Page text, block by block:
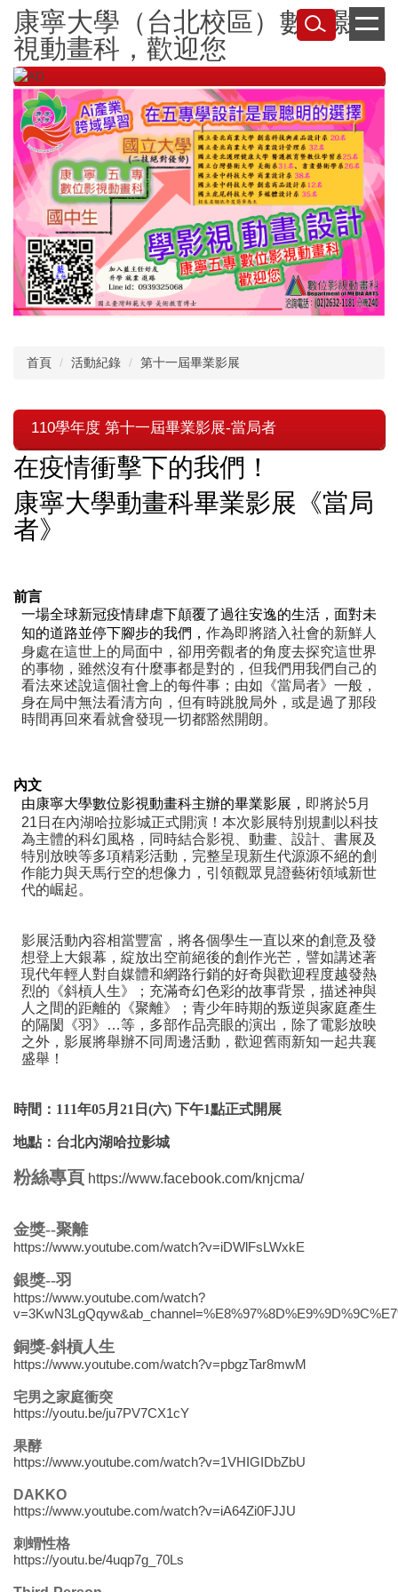
跳
到
主
要
內
容
康寧大學（台北校區）數位影
視動畫科，歡迎您
首頁 活動紀錄 第十一屆畢業影展
110學年度 第十一屆畢業影展-當局者
在疫情衝擊下的我們！
康寧大學動畫科畢業影展《當局
者》
前言
一場全球新冠疫情肆虐下顛覆了過往安逸的生活，面對未
知的道路並停下腳步的我們，作為即將踏入社會的新鮮人
身處在這世上的局面中，卻用旁觀者的角度去探究這世界
的事物，雖然沒有什麼事都是對的，但我們用我們自己的
看法來述說這個社會上的每件事；由如《當局者》一般，
身在局中無法看清方向，但有時跳脫局外，或是過了那段
時間再回來看就會發現一切都豁然開朗。
內文
由康寧大學數位影視動畫科主辦的畢業影展， 即將於5月
21日在內湖哈拉影城正式開演！本次影展特別規劃以科技
為主體的科幻風格，同時結合影視、動畫、設計、書展及
特別放映等多項精彩活動，完整呈現新生代源源不絕的創
作能力與天馬行空的想像力，引領觀眾見證藝術領域新世
代的崛起。
影展活動內容相當豐富，將各個學生一直以來的創意及發
想登上大銀幕，綻放出空前絕後的創作光芒，譬如講述著
現代年輕人對自媒體和網路行銷的好奇與歡迎程度越發熱
烈的《斜槓人生》；充滿奇幻色彩的故事背景，描述神與
人之間的距離的《聚離》；青少年時期的叛逆與家庭產生
的隔閡《羽》…等，多部作品亮眼的演出，除了電影放映
之外，影展將舉辦不同周邊活動，歡迎舊雨新知一起共襄
盛舉！
時間：111年05月21日(六) 下午1點正式開展
地點：台北內湖哈拉影城
粉絲專頁 https://www.facebook.com/knjcma/
金獎--聚離
https://www.youtube.com/watch?v=iDWlFsLWxkE
銀獎--羽
https://www.youtube.com/watch?
銅獎-斜槓人生
https://www.youtube.com/watch?v=pbgzTar8mwM
宅男之家庭衝突
https://youtu.be/ju7PV7CX1cY
果酵
https://www.youtube.com/watch?v=1VHIGIDbZbU
DAKKO
https://www.youtube.com/watch?v=iA64Zi0FJJU
刺蝟性格
https://youtu.be/4uqp7g_70Ls